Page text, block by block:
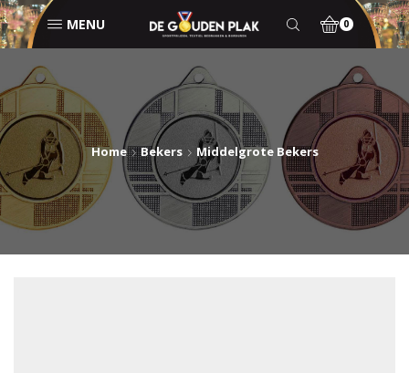
MENU 0
Home Bekers Middelgrote Bekers